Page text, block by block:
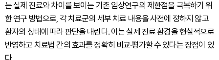
는 실제 진료와 차이를 보이는 기존 임상연구의 제한점을 극복하기 위
한 연구 방법으로, 각 치료군의 세부 치료 내용을 사전에 정하지 않고
환자의 상태에 따라 판단을 내린다. 이는 실제 진료 환경을 현실적으로
반영하고 치료법 간의 효과를 정확히 비교·평가할 수 있다는 장점이 있